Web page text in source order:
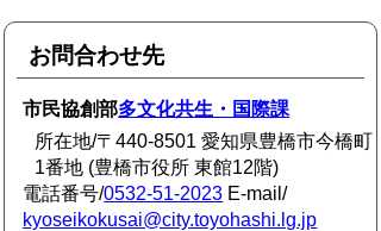
お問合わせ先
市民協創部多文化共生・国際課
所在地/〒440-8501 愛知県豊橋市今橋町
1番地 (豊橋市役所 東館12階)
電話番号/0532-51-2023 E-mail/
kyoseikokusai@city.toyohashi.lg.jp